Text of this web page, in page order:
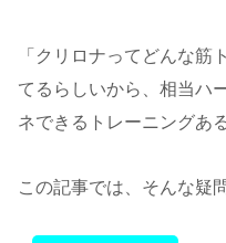
「クリロナってどんな筋
てるらしいから、相当ハ
ネできるトレーニングあ
この記事では、そんな疑